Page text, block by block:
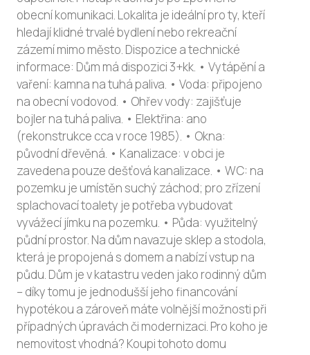
obecní komunikaci. Lokalita je ideální pro ty, kteří
hledají klidné trvalé bydlení nebo rekreační
zázemí mimo město. Dispozice a technické
informace: Dům má dispozici 3+kk. • Vytápění a
vaření: kamna na tuhá paliva. • Voda: připojeno
na obecní vodovod. • Ohřev vody: zajišťuje
bojler na tuhá paliva. • Elektřina: ano
(rekonstrukce cca v roce 1985). • Okna:
původní dřevěná. • Kanalizace: v obci je
zavedena pouze dešťová kanalizace. • WC: na
pozemku je umístěn suchý záchod; pro zřízení
splachovací toalety je potřeba vybudovat
vyvážecí jímku na pozemku. • Půda: využitelný
půdní prostor. Na dům navazuje sklep a stodola,
která je propojená s domem a nabízí vstup na
půdu. Dům je v katastru veden jako rodinný dům
– díky tomu je jednodušší jeho financování
hypotékou a zároveň máte volnější možnosti při
případných úpravách či modernizaci. Pro koho je
nemovitost vhodná? Koupi tohoto domu